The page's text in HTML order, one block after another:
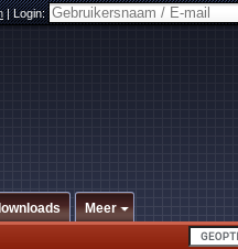
|Login:
Meer